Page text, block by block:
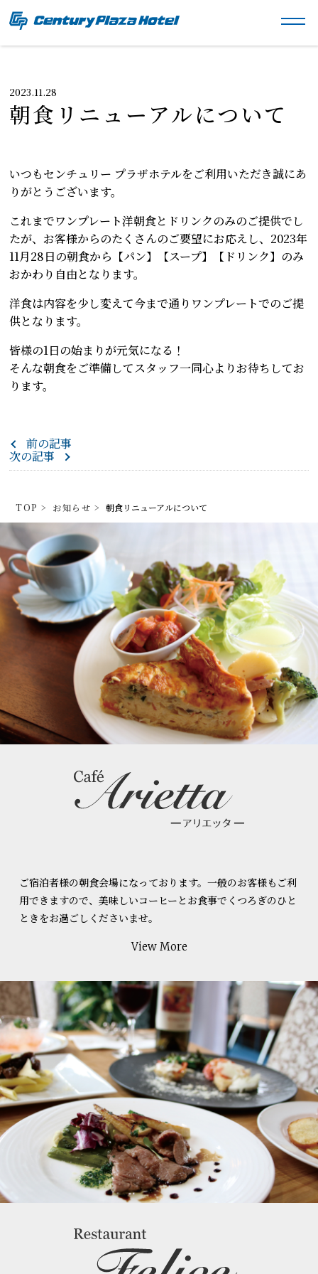
2023.11.28
朝食リニューアルについて
いつもセンチュリー プラザホテルをご利用いただき誠にあ
りがとうございます。
これまでワンプレート洋朝食とドリンクのみのご提供でし
たが、お客様からのたくさんのご要望にお応えし、2023年
11月28日の朝食から【パン】【スープ】【ドリンク】のみ
おかわり自由となります。
洋食は内容を少し変えて今まで通りワンプレートでのご提
供となります。
皆様の1日の始まりが元気になる！
そんな朝食をご準備してスタッフ一同心よりお待ちしてお
ります。
前の記事
次の記事
TOP > お知らせ > 朝食リニューアルについて
ご宿泊者様の朝食会場になっております。一般のお客様もご利
用できますので、美味しいコーヒーとお食事でくつろぎのひと
ときをお過ごしくださいませ。
View More